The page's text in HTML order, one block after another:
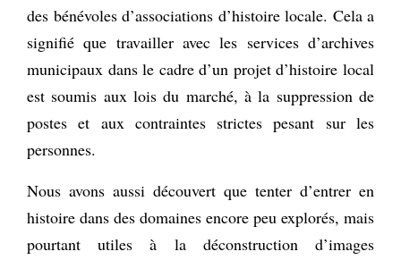
des bénévoles d’associations d’histoire locale. Cela a
signifié que travailler avec les services d’archives
municipaux dans le cadre d’un projet d’histoire local
est soumis aux lois du marché, à la suppression de
postes et aux contraintes strictes pesant sur les
personnes.
Nous avons aussi découvert que tenter d’entrer en
histoire dans des domaines encore peu explorés, mais
pourtant utiles à la déconstruction d’images